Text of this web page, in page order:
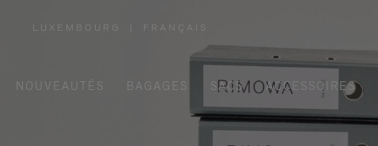
LUXEMBOURG
,
| FRANÇAIS
NOUVEAUTÉS BAGAGES SACS ACCESSOIRES